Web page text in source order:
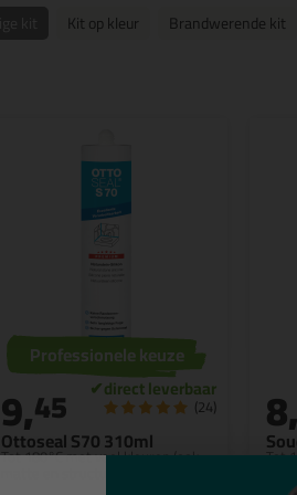
Kit op kleur Brandwerende kit
Ottoseal S70 310ml
Tot 180°C met veel kleuren (ook
Professionele keuze
9,45 (24)
Tot
8,